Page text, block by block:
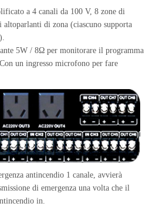
a 4 canali da 100 V, 8 zone di
di zona (ciascuno supporta
5W / 8Ω per monitorare il programma
un ingresso microfono per fare
antincendio 1 canale, avvierà
di emergenza una volta che il
in.